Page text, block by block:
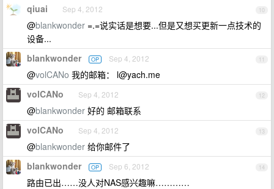
10
qiuai Sep 4, 2012
@blankwonder =.=说实话是想要...但是又想买更新一点技术的
设备...
11
blankwonder OP Sep 4, 2012
@volCANo 我的邮箱： l@yach.me
12
volCANo Sep 4, 2012
@blankwonder 好的 邮箱联系
13
volCANo Sep 4, 2012
@blankwonder 给你邮件了
14
blankwonder OP Sep 6, 2012
路由已出……没人对NAS感兴趣嘛…………